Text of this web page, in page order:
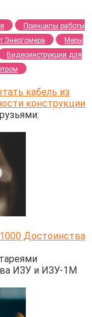
Принципы работы
Энергомера
Меры
Видеоинструкции для
кабель из
конструкции
Достоинства
ИЗУ и ИЗУ-1М